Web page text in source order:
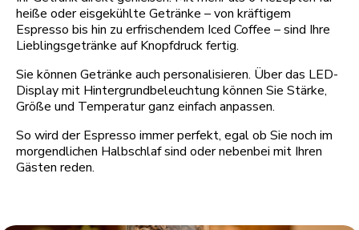
heiße oder eisgekühlte Getränke – von kräftigem
Espresso bis hin zu erfrischendem Iced Coffee – sind Ihre
Lieblingsgetränke auf Knopfdruck fertig.
Sie können Getränke auch personalisieren. Über das LED-
Display mit Hintergrundbeleuchtung können Sie Stärke,
Größe und Temperatur ganz einfach anpassen.
So wird der Espresso immer perfekt, egal ob Sie noch im
morgendlichen Halbschlaf sind oder nebenbei mit Ihren
Gästen reden.